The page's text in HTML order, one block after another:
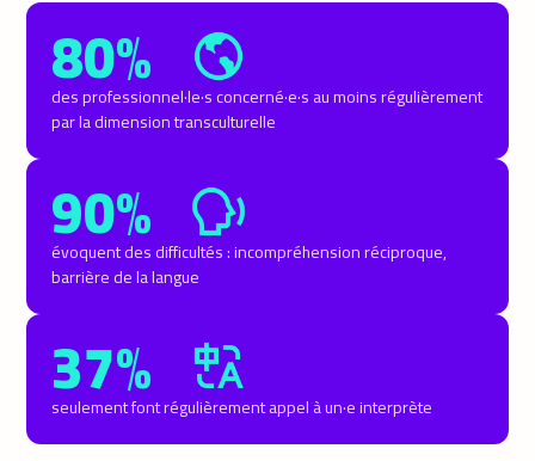
80%
des professionnel·le·s concerné·e·s au moins régulièrement
par la dimension transculturelle
90%
évoquent des difficultés : incompréhension réciproque,
barrière de la langue
37%
seulement font régulièrement appel à un·e interprète